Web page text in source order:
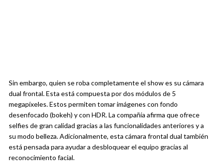
Sin embargo, quien se roba completamente el show es su cámara
dual frontal. Esta está compuesta por dos módulos de 5
megapíxeles. Estos permiten tomar imágenes con fondo
desenfocado (bokeh) y con HDR. La compañía afirma que ofrece
selfies de gran calidad gracias a las funcionalidades anteriores y a
su modo belleza. Adicionalmente, esta cámara frontal dual también
está pensada para ayudar a desbloquear el equipo gracias al
reconocimiento facial.